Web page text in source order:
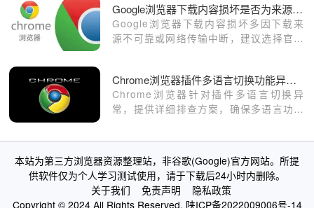
度。
Google浏览器下载内容损坏是否为来源不可靠
Google浏览器下载内容损坏多因下载来
源不可靠或网络传输中断，建议选择官方
Chrome浏览器插件多语言切换功能异常的排查方案
Chrome浏览器针对插件多语言切换异
常，提供详细排查方案，确保多语言功能
本站为第三方浏览器资源整理站，非谷歌(Google)官方网站。所提
供软件仅为个人学习测试使用，请于下载后24小时内删除。
关于我们
免责声明
隐私政策
Copyright © 2024 All Rights Reserved. 陕ICP备2022009006号-14